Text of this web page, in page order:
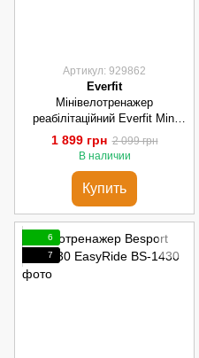
Артикул: 929862
Everfit
Мінівелотренажер
реабілітаційний Everfit Mini
Bike Welly S (WELLY-S)
1 899 грн 2 099 грн
В наличии
Купить
6
7